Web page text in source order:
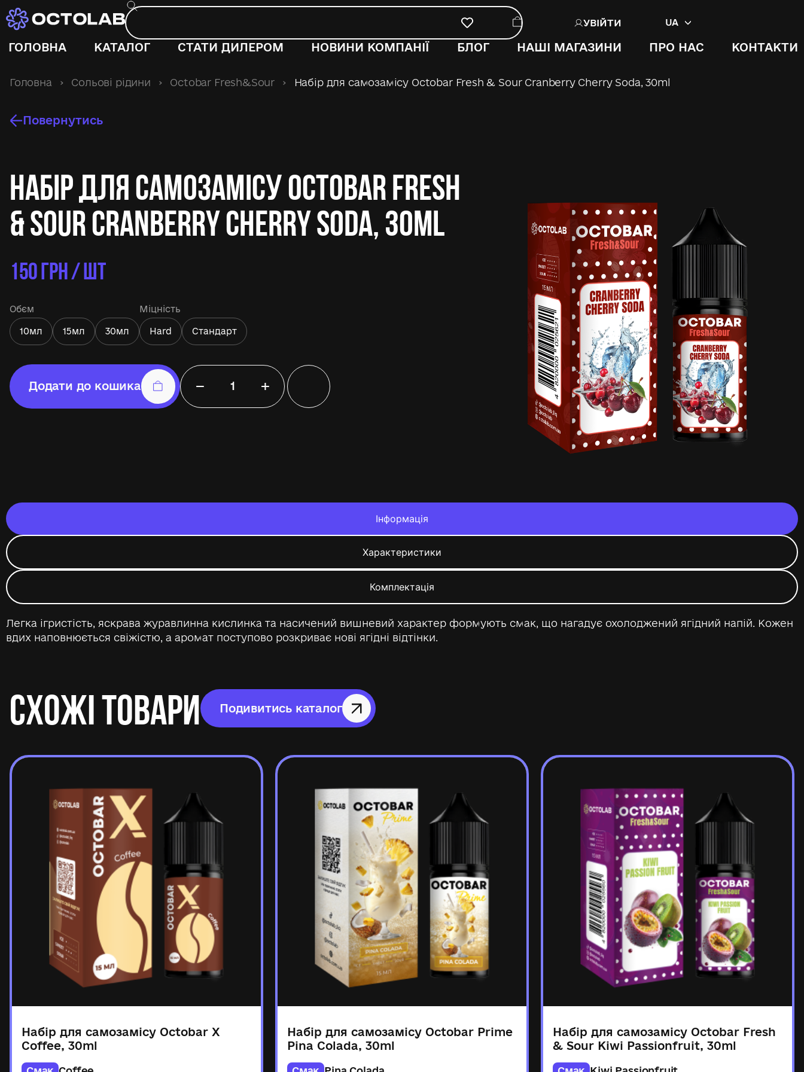
УВІЙТИ UA
ГОЛОВНА КАТАЛОГ СТАТИ ДИЛЕРОМ НОВИНИ КОМПАНІЇ БЛОГ НАШІ МАГАЗИНИ ПРО НАС КОНТАКТИ
Головна › Сольові рідини › Octobar Fresh&Sour › Набір для самозамісу Octobar Fresh & Sour Cranberry Cherry Soda, 30ml
Повернутись
Набір для самозамісу Octobar Fresh
& Sour Cranberry Cherry Soda, 30ml
150ГРН / ШТ
Обєм
10мл 15мл 30мл
Міцність
Hard Стандарт
− +
Додати до кошика
Інформація
Характеристики
Комплектація
Легка ігристість, яскрава журавлинна кислинка та насичений вишневий характер формують смак, що нагадує охолоджений ягідний напій. Кожен
вдих наповнюється свіжістю, а аромат поступово розкриває нові ягідні відтінки.
СХОЖІ ТОВАРИ Подивитись каталог
Набір для самозамісу Octobar X
Coffee, 30ml
Набір для самозамісу Octobar Prime
Pina Colada, 30ml
Набір для самозамісу Octobar Fresh
& Sour Kiwi Passionfruit, 30ml